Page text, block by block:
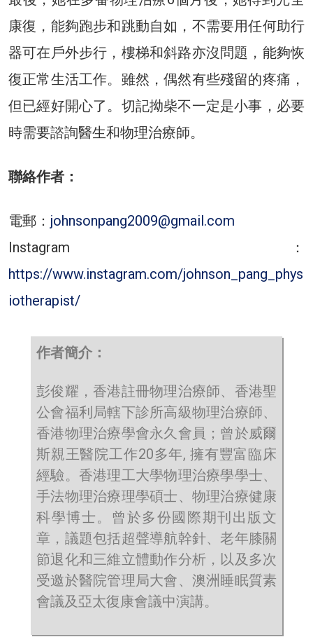
康復，能夠跑步和跳動自如，不需要用任何助行
器可在戶外步行，樓梯和斜路亦沒問題，能夠恢
復正常生活工作。雖然，偶然有些殘留的疼痛，
但已經好開心了。切記拗柴不一定是小事，必要
時需要諮詢醫生和物理治療師。
聯絡作者：
電郵： johnsonpang2009@gmail.com
Instagram：
https://www.instagram.com/johnson_pang_phys
iotherapist/
作者簡介：
彭俊耀，香港註冊物理治療師、香港聖
公會福利局轄下診所高級物理治療師、
香港物理治療學會永久會員；曾於威爾
斯親王醫院工作20多年, 擁有豐富臨床
經驗。香港理工大學物理治療學學士、
手法物理治療理學碩士、物理治療健康
科學博士。曾於多份國際期刊出版文
章，議題包括超聲導航幹針、老年膝關
節退化和三維立體動作分析，以及多次
受邀於醫院管理局大會、澳洲睡眠質素
會議及亞太復康會議中演講。